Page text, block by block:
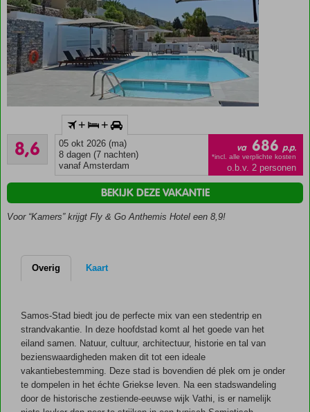
Kleinschalig
hotel met
een rustige
ligging
Op
slechts
van
het
Stad op
loopafstand
Prachtig
uitzicht
over
zee
Ook
8,6
Aanrader
23
beoordelingen
+ +
05 okt 2026 (ma)
8 dagen (7 nachten)
vanaf Amsterdam
va 686 p.p.
*incl. alle verplichte kosten
o.b.v. 2 personen
Voor “Kamers” krijgt Fly & Go Anthemis Hotel een 8,9!
BEKIJK DEZE VAKANTIE
Overig Kaart
Samos-Stad biedt jou de perfecte mix van een stedentrip en
strandvakantie. In deze hoofdstad komt al het goede van het
eiland samen. Natuur, cultuur, architectuur, historie en tal van
bezienswaardigheden maken dit tot een ideale
vakantiebestemming. Deze stad is bovendien dé plek om je onder
te dompelen in het échte Griekse leven. Na een stadswandeling
door de historische zestiende-eeuwse wijk Vathi, is er namelijk